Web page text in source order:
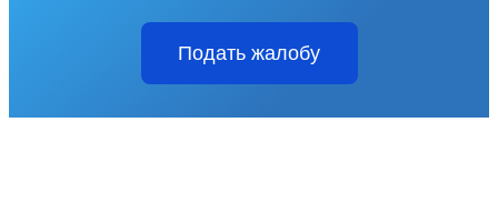
Подать жалобу